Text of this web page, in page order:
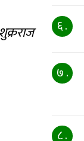
६ .
७ .
८ .